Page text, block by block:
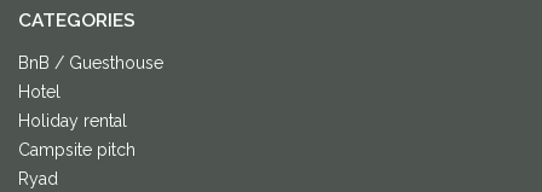
CATEGORIES
BnB / Guesthouse
Hotel
Holiday rental
Campsite pitch
Ryad